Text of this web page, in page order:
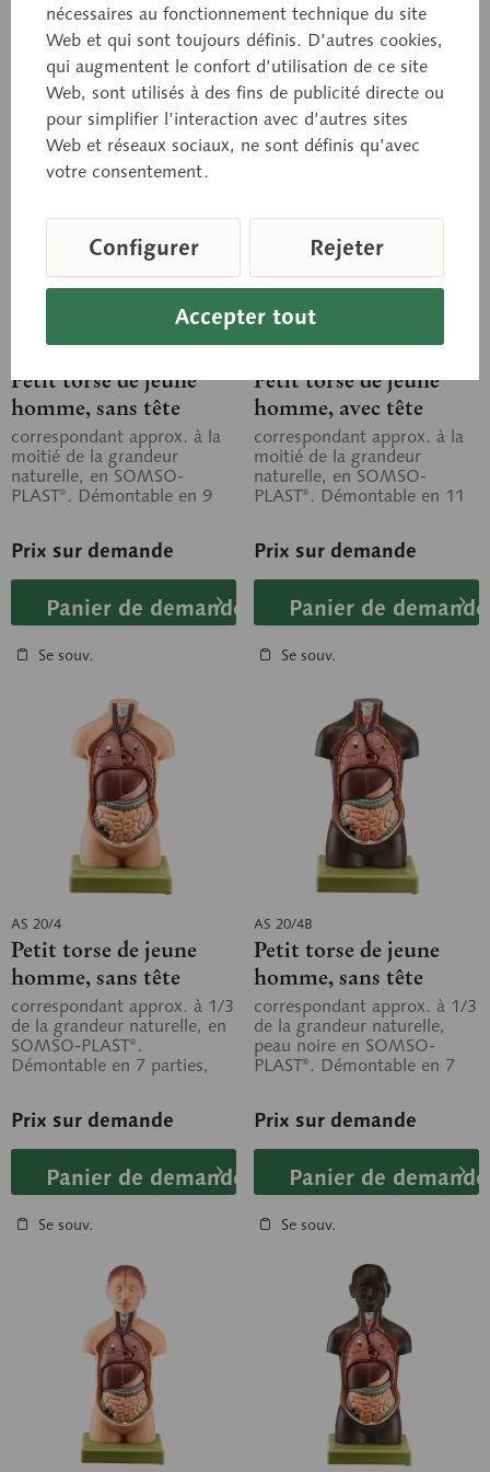
Panier de demande
Se souv.
Panier de demande
Se souv.
Petit torse de jeune
homme, sans tête
correspondant approx. à la
moitié de la grandeur
naturelle, en SOMSO-
PLAST®. Démontable en 9
Prix sur demande
Panier de demande
Se souv.
Petit torse de jeune
homme, avec tête
correspondant approx. à la
moitié de la grandeur
naturelle, en SOMSO-
PLAST®. Démontable en 11
Prix sur demande
Panier de demande
Se souv.
AS 20/4
Petit torse de jeune
homme, sans tête
correspondant approx. à 1/3
de la grandeur naturelle, en
SOMSO-PLAST®.
Démontable en 7 parties,
Prix sur demande
Panier de demande
Se souv.
AS 20/4B
Petit torse de jeune
homme, sans tête
correspondant approx. à 1/3
de la grandeur naturelle,
peau noire en SOMSO-
PLAST®. Démontable en 7
Prix sur demande
Panier de demande
Se souv.
nécessaires au fonctionnement technique du site
Web et qui sont toujours définis. D’autres cookies,
qui augmentent le confort d’utilisation de ce site
Web, sont utilisés à des fins de publicité directe ou
pour simplifier l’interaction avec d’autres sites
Web et réseaux sociaux, ne sont définis qu’avec
votre consentement.
Accepter tout
Configurer Rejeter